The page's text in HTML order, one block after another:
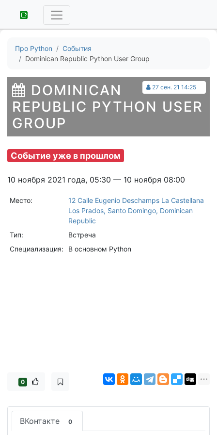
Про Python
События
Dominican Republic Python User Group
27 сен. 21 14:25
DOMINICAN
REPUBLIC PYTHON USER
GROUP
Событие уже в прошлом
10 ноября 2021 года, 05:30 — 10 ноября 08:00
Место:
12 Calle Eugenio Deschamps La Castellana
Los Prados, Santo Domingo, Dominican
Republic
Тип:
Встреча
Специализация:
В основном Python
0
ВКонтакте 0